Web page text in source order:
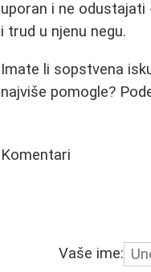
uporan i ne
i trud u njenu negu.
Imate li sopstvena
najviše pomogle?
Komentari
Vaše ime: